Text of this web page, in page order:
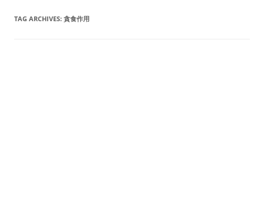
TAG ARCHIVES: 貪食作用